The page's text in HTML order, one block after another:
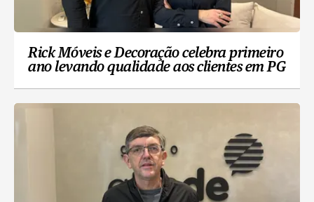
Rick Móveis e Decoração celebra primeiro
ano levando qualidade aos clientes em PG